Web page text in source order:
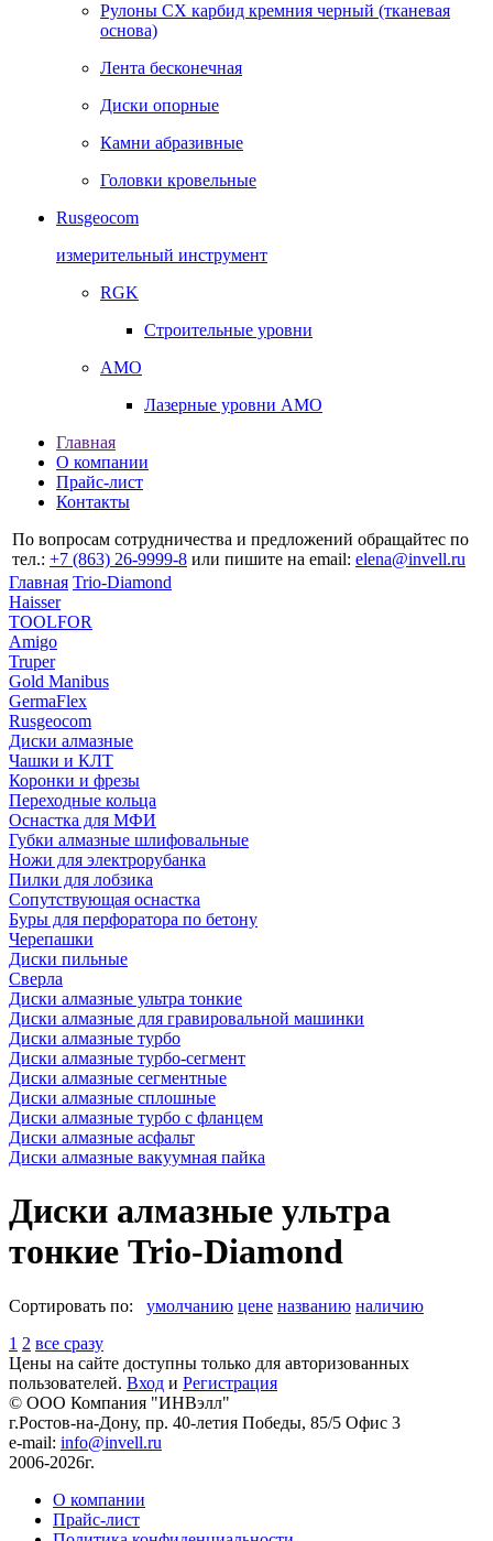
Рулоны CX карбид кремния черный (тканевая
основа)
Лента бесконечная
Диски опорные
Камни абразивные
Головки кровельные
Rusgeocom
измерительный инструмент
RGK
Строительные уровни
AMO
Лазерные уровни AMO
Главная
О компании
Прайс-лист
Контакты
По вопросам сотрудничества и предложений обращайтес по
тел.: +7 (863) 26‐9999‐8 или пишите на email: elena@invell.ru
Главная Trio-Diamond
Haisser
TOOLFOR
Amigo
Truper
Gold Manibus
GermaFlex
Rusgeocom
Диски алмазные
Чашки и КЛТ
Коронки и фрезы
Переходные кольца
Оснастка для МФИ
Губки алмазные шлифовальные
Ножи для электрорубанка
Пилки для лобзика
Сопутствующая оснастка
Буры для перфоратора по бетону
Черепашки
Диски пильные
Сверла
Диски алмазные ультра тонкие
Диски алмазные для гравировальной машинки
Диски алмазные турбо
Диски алмазные турбо-сегмент
Диски алмазные сегментные
Диски алмазные сплошные
Диски алмазные турбо с фланцем
Диски алмазные асфальт
Диски алмазные вакуумная пайка
Диски алмазные ультра
тонкие Trio-Diamond
Сортировать по: умолчанию цене названию наличию
1 2 все сразу
Цены на сайте доступны только для авторизованных
пользователей. Вход и Регистрация
© ООО Компания "ИНВэлл"
г.Ростов-на-Дону, пр. 40-летия Победы, 85/5 Офис 3
e-mail: info@invell.ru
2006-2026г.
О компании
Прайс-лист